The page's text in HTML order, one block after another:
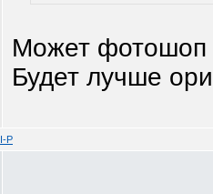
Может фотошоп
Будет лучше
I-P